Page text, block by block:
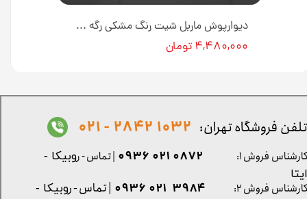
دیوارپوش ماربل شیت رنگ مشکی رگه سفید کد PC355 [انبار تهران]
۴,۴۸۰,۰۰۰ تومان
تلفن فروشگاه تهران: 1032 2842 - 021
کارشناس فروش ۱: 0872 021 0936 | تماس - روبیکا -
ایتا
کارشناس فروش ۲:
۳۹۸۴ ۰۲۱ ۰۹۳۶ | تماس - روبیکا -